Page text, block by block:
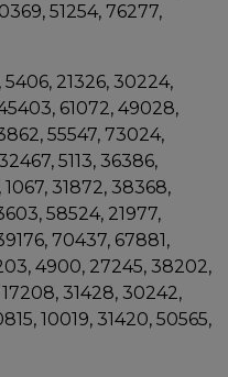
51254, 76277,
21326, 30224,
61072, 49028,
55547, 73024,
5113, 36386,
31872, 38368,
58524, 21977,
70437, 67881,
4900, 27245, 38202,
31428, 30242,
10019, 31420, 50565,